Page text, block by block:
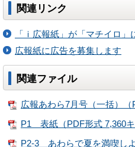
関連リンク
「ｉ広報紙」が「マチイロ」
広報紙に広告を募集します
関連ファイル
広報あわら7月号（一括）（
P1 表紙（PDF形式 7,360キ
P2-3 あわらで夏を満喫し